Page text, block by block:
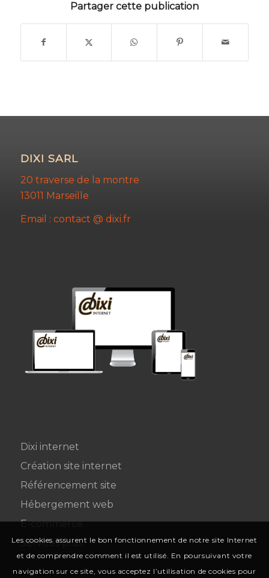
Partager cette publication
DIXI SARL
20 traverse de la montre
13011 Marseille
Email : contact @ dixi.fr
Dixi internet
Création site internet
Référencement site
Hébergement web
E-commerce
Services plus
Les cookies assurent le bon fonctionnement de notre site Internet
et de comprendre comment il est utilisé. En poursuivant votre
navigation sur ce site, vous acceptez l’utilisation de cookies pour